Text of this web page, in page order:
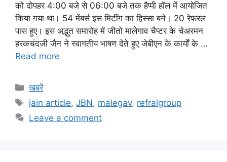
को दोपहर 4:00 बजे से 06:00 बजे तक हैप्पी हॉल में आयोजित
किया गया था। 54 मेंबर्स इस मिटींग का हिस्सा बने। 20 रेफरल
पास हुए। इस अद्भुत समारोह में जीतो मालेगाव चैप्टर के चेअरमन
हरकचंदजी जैन ने स्वागतीय भाषण देते हुए जेबीएन के कार्यों के …
Read more
Categories
खबरें
Tags
jain article,JBN, malegav, refralgroup
Leave a comment